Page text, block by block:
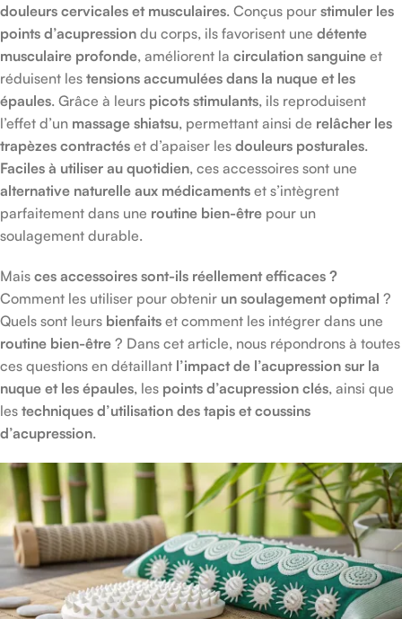
douleurs cervicales et musculaires. Conçus pour stimuler les
points d’acupression du corps, ils favorisent une détente
musculaire profonde, améliorent la circulation sanguine et
réduisent les tensions accumulées dans la nuque et les
épaules. Grâce à leurs picots stimulants, ils reproduisent
l’effet d’un massage shiatsu, permettant ainsi de relâcher les
trapèzes contractés et d’apaiser les douleurs posturales.
Faciles à utiliser au quotidien, ces accessoires sont une
alternative naturelle aux médicaments et s’intègrent
parfaitement dans une routine bien-être pour un
soulagement durable.
Mais ces accessoires sont-ils réellement efficaces ?
Comment les utiliser pour obtenir un soulagement optimal ?
Quels sont leurs bienfaits et comment les intégrer dans une
routine bien-être ? Dans cet article, nous répondrons à toutes
ces questions en détaillant l’impact de l’acupression sur la
nuque et les épaules, les points d’acupression clés, ainsi que
les techniques d’utilisation des tapis et coussins
d’acupression.